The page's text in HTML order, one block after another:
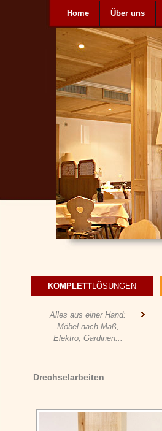
Home Über uns
KOMPLETTLÖSUNGEN
Alles aus einer Hand:
Möbel nach Maß,
Elektro, Gardinen...
Drechselarbeiten